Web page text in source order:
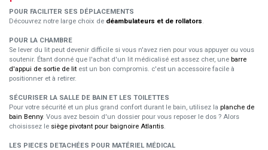
POUR FACILITER SES DÉPLACEMENTS
Découvrez notre large choix de déambulateurs et de rollators.
POUR LA CHAMBRE
Se lever du lit peut devenir difficile si vous n'avez rien pour vous appuyer ou vous
soutenir. Étant donné que l'achat d'un lit médicalisé est assez cher, une barre
d'appui de sortie de lit est un bon compromis. c'est un accessoire facile à
positionner et à retirer.
SÉCURISER LA SALLE DE BAIN ET LES TOILETTES
Pour votre sécurité et un plus grand confort durant le bain, utilisez la planche de
bain Benny. Vous avez besoin d'un dossier pour vous reposer le dos ? Alors
choisissez le siège pivotant pour baignoire Atlantis.
LES PIECES DETACHÉES POUR MATÉRIEL MÉDICAL